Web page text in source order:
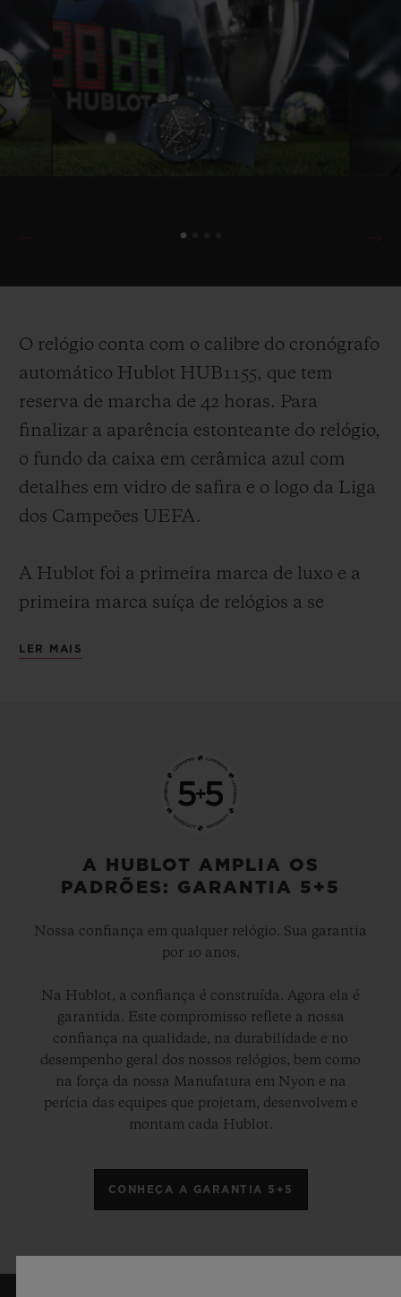
O relógio conta com o calibre do cronógrafo
automático Hublot HUB1155, que tem
reserva de marcha de 42 horas. Para
finalizar a aparência estonteante do relógio,
o fundo da caixa em cerâmica azul com
detalhes em vidro de safira e o logo da Liga
dos Campeões UEFA.
A Hublot foi a primeira marca de luxo e a
primeira marca suíça de relógios a se
patrocinou a seleção suíça e, em 2008,
Desde então, a Hublot cronometra todos os
campeonatos europeus da UEFA e, nesse
verão, ela retornará o tão esperado torneio
UEFA Euro 2020 que, pela primeira vez,
A Hublot também é o ‘cronometrista oficial’
da FIFA World Cup desde 2010 e
cronometrou os torneios na África do Sul,
Brasil e Rússia. O fabricante de relógios de
luxo suíço tornou-se o parceiro de relógios
LER MAIS
A HUBLOT AMPLIA OS
PADRÕES: GARANTIA 5+5
Nossa confiança em qualquer relógio. Sua garantia
por 10 anos.
Na Hublot, a confiança é construída. Agora ela é
garantida. Este compromisso reflete a nossa
confiança na qualidade, na durabilidade e no
desempenho geral dos nossos relógios, bem como
na força da nossa Manufatura em Nyon e na
perícia das equipes que projetam, desenvolvem e
montam cada Hublot.
CONHEÇA A GARANTIA 5+5